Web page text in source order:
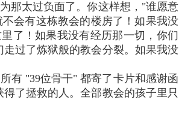
那太过负面了。你这样想，"谁愿意
会有这栋教会的楼房了！如果我没
了！如果我没有经历那一切，你们
过了炼狱般的教会分裂。如果我没
有 "39位骨干" 都寄了卡片和感谢函
了拯救的人。全部教会的孩子里只